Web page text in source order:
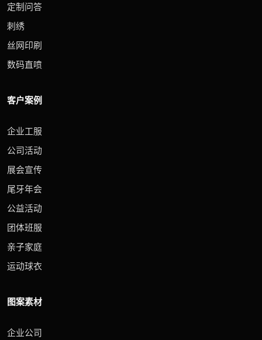
定制问答
刺绣
丝网印刷
数码直喷
客户案例
企业工服
公司活动
展会宣传
尾牙年会
公益活动
团体班服
亲子家庭
运动球衣
图案素材
企业公司